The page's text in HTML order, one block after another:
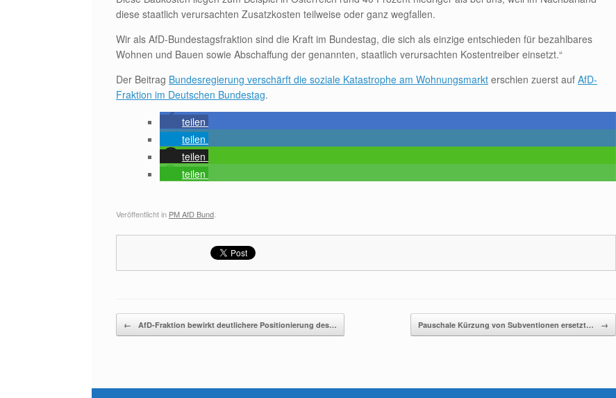
diese staatlich verursachten Zusatzkosten teilweise oder ganz wegfallen.
Wir als AfD-Bundestagsfraktion sind die Kraft im Bundestag, die sich als einzige entschieden für bezahlbares
Wohnen und Bauen sowie Abschaffung der genannten, staatlich verursachten Kostentreiber einsetzt.“
Der Beitrag Bundesregierung verschärft die soziale Katastrophe am Wohnungsmarkt erschien zuerst auf AfD-
Fraktion im Deutschen Bundestag.
teilen
teilen
teilen
teilen
Veröffentlicht in PM AfD Bund
Beitragsnavigation
← AfD-Fraktion bewirkt deutlichere Positionierung des… Pauschale Kürzung von Subventionen ersetzt… →